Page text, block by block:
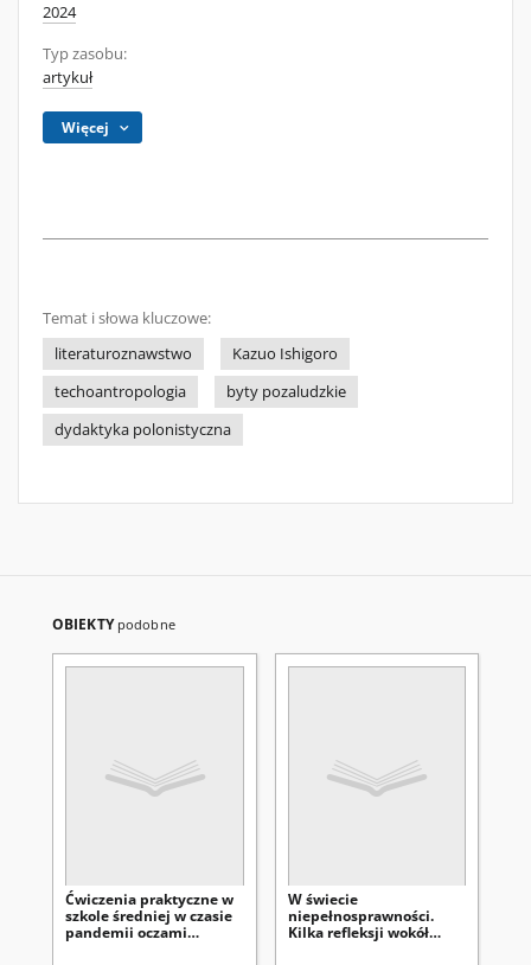
2024
Typ zasobu:
artykuł
Więcej
Temat i słowa kluczowe:
literaturoznawstwo
Kazuo Ishigoro
techoantropologia
byty pozaludzkie
dydaktyka polonistyczna
OBIEKTY podobne
Ćwiczenia praktyczne w
szkole średniej w czasie
pandemii oczami
W świecie
niepełnosprawności.
Kilka refleksji wokół